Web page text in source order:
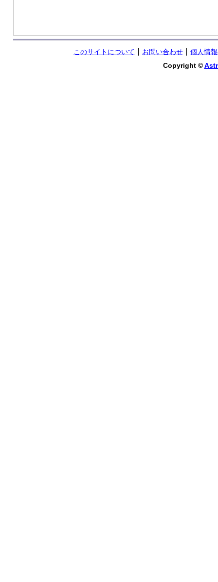
このサイトについて お問い合わせ
個人情
Copyright ©